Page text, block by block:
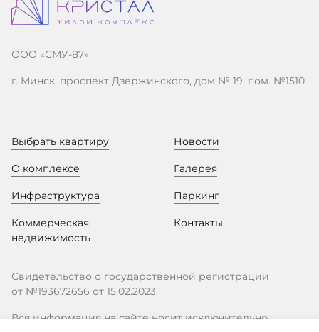
ООО «СМУ-87»
г. Минск, проспект Дзержинского, дом № 19, пом. №1510
Свидетельство о государственной регистрации
от №193672656 от 15.02.2023
Вся информация на сайте носит исключительно
Выбрать квартиру Новости
О комплексе Галерея
Инфраструктура Паркинг
Коммерческая
недвижимость
Контакты